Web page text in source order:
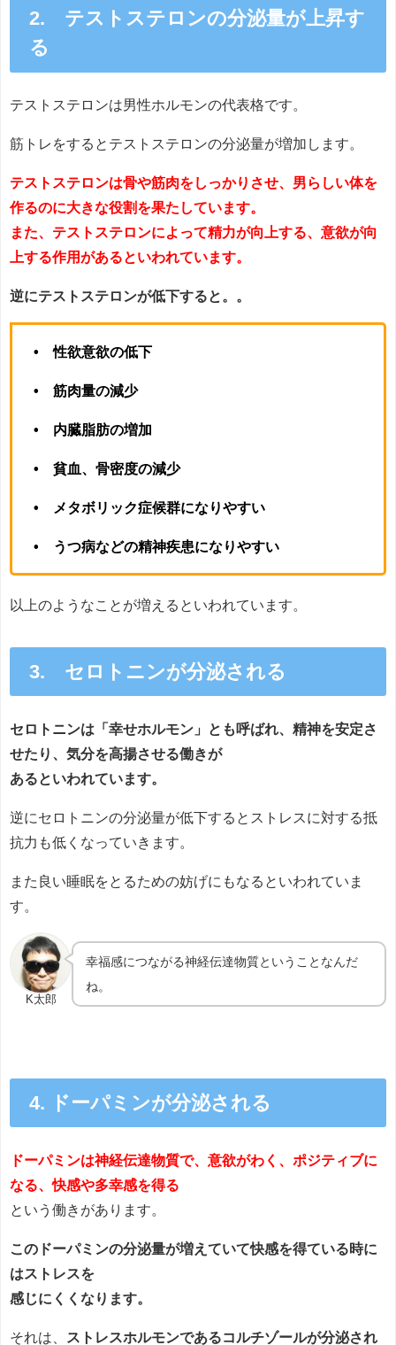
2. テストステロンの分泌量が上昇す
る
テストステロンは男性ホルモンの代表格です。
筋トレをするとテストステロンの分泌量が増加します。
テストステロンは骨や筋肉をしっかりさせ、男らしい体を
作るのに大きな役割を果たしています。
また、テストステロンによって精力が向上する、意欲が向
上する作用があるといわれています。
逆にテストステロンが低下すると。。
• 性欲意欲の低下
• 筋肉量の減少
• 内臓脂肪の増加
• 貧血、骨密度の減少
• メタボリック症候群になりやすい
• うつ病などの精神疾患になりやすい
以上のようなことが増えるといわれています。
3. セロトニンが分泌される
セロトニンは「幸せホルモン」とも呼ばれ、精神を安定さ
せたり、気分を高揚させる働きが
あるといわれています。
逆にセロトニンの分泌量が低下するとストレスに対する抵
抗力も低くなっていきます。
また良い睡眠をとるための妨げにもなるといわれていま
す。
K太郎
幸福感につながる神経伝達物質ということなんだ
ね。
4. ドーパミンが分泌される
ドーパミンは神経伝達物質で、意欲がわく、ポジティブに
なる、快感や多幸感を得る
という働きがあります。
このドーパミンの分泌量が増えていて快感を得ている時に
はストレスを
感じにくくなります。
それは、
ストレスホルモンであるコルチゾールが分泌され